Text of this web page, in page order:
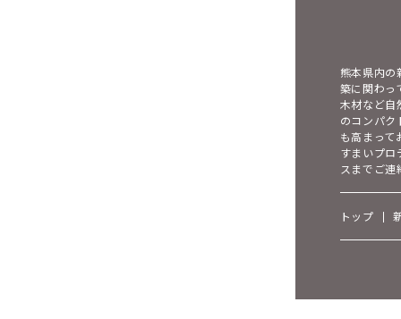
熊本県内の
築に関わっ
木材など自
のコンパク
も高まって
すまいプロ
スまでご
トップ